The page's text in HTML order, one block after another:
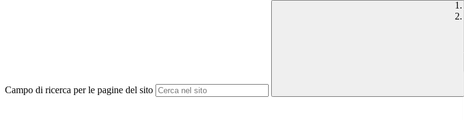
Campo di ricerca per le pagine del sito